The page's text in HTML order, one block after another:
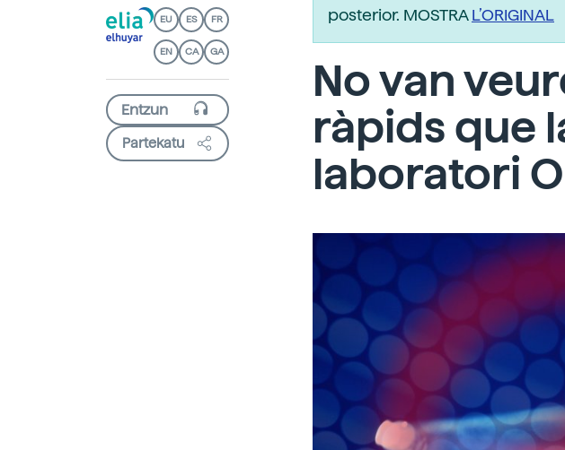
EU ES FR
EN CA GA
Partekatu
posterior. MOSTRAL’ORIGINAL
No van
ràpids que
laboratori